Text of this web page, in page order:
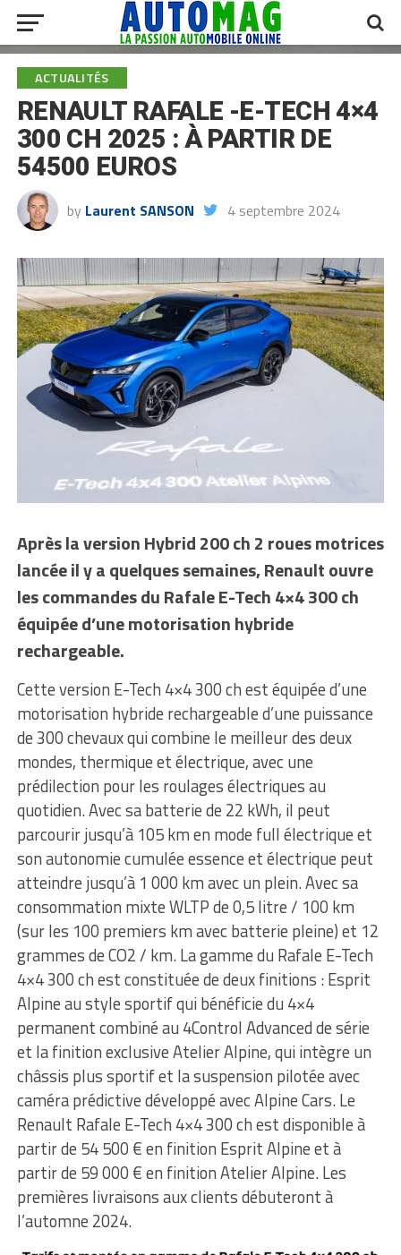
ACTUALITÉS
RENAULT RAFALE -E-TECH 4×4
300 CH 2025 : À PARTIR DE
54500 EUROS
by Laurent SANSON 4 septembre 2024
Après la version Hybrid 200 ch 2 roues motrices
lancée il y a quelques semaines, Renault ouvre
les commandes du Rafale E-Tech 4×4 300 ch
équipée d’une motorisation hybride
rechargeable.
Cette version E-Tech 4×4 300 ch est équipée d’une
motorisation hybride rechargeable d’une puissance
de 300 chevaux qui combine le meilleur des deux
mondes, thermique et électrique, avec une
prédilection pour les roulages électriques au
quotidien. Avec sa batterie de 22 kWh, il peut
parcourir jusqu’à 105 km en mode full électrique et
son autonomie cumulée essence et électrique peut
atteindre jusqu’à 1 000 km avec un plein. Avec sa
consommation mixte WLTP de 0,5 litre / 100 km
(sur les 100 premiers km avec batterie pleine) et 12
grammes de CO2 / km. La gamme du Rafale E-Tech
4×4 300 ch est constituée de deux finitions : Esprit
Alpine au style sportif qui bénéficie du 4×4
permanent combiné au 4Control Advanced de série
et la finition exclusive Atelier Alpine, qui intègre un
châssis plus sportif et la suspension pilotée avec
caméra prédictive développé avec Alpine Cars. Le
Renault Rafale E-Tech 4×4 300 ch est disponible à
partir de 54 500 € en finition Esprit Alpine et à
partir de 59 000 € en finition Atelier Alpine. Les
premières livraisons aux clients débuteront à
l’automne 2024.